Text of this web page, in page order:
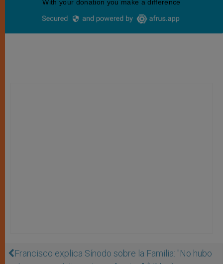
Francisco explica Sínodo sobre la Familia: "No hubo